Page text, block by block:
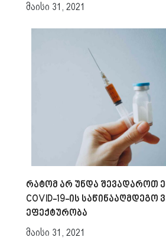
მაისი 31, 2021
რატომ არ უნდა შევადაროთ
COVID-19-ის საწინააღმდეგო
ეფექტურობა
მაისი 31, 2021